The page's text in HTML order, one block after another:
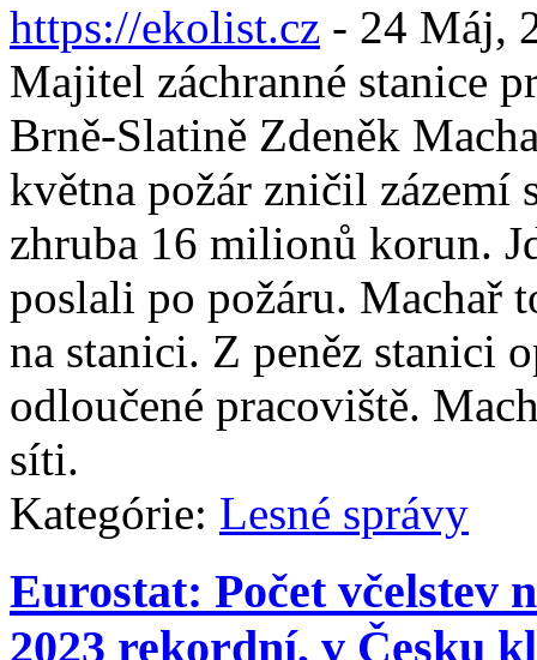
https://ekolist.cz - 24 Máj,
Majitel záchranné stanice
Brně‑Slatině Zdeněk
května požár zničil zázemí
zhruba 16 milionů korun.
poslali po požáru. Machař
na stanici. Z peněz stanici
odloučené pracoviště.
síti.
Kategórie: Lesné správy
Eurostat: Počet včelstev
2023 rekordní, v Česku